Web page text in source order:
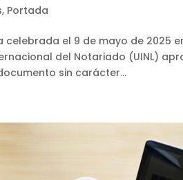
, Portada
el 9 de mayo de 2025
del Notariado (UINL)
sin carácter...